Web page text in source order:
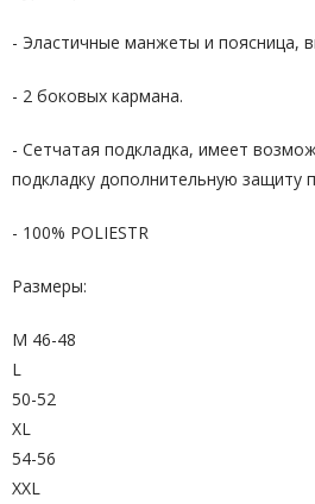
- Эластичные манжеты и поясница,
- 2 боковых кармана.
- Сетчатая подкладка, имеет
подкладку дополнительную защиту
- 100% POLIESTR
Размеры:
М 46-48
L
50-52
XL
54-56
XXL